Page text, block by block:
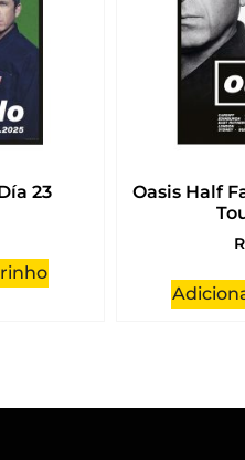
23
Oasis Half